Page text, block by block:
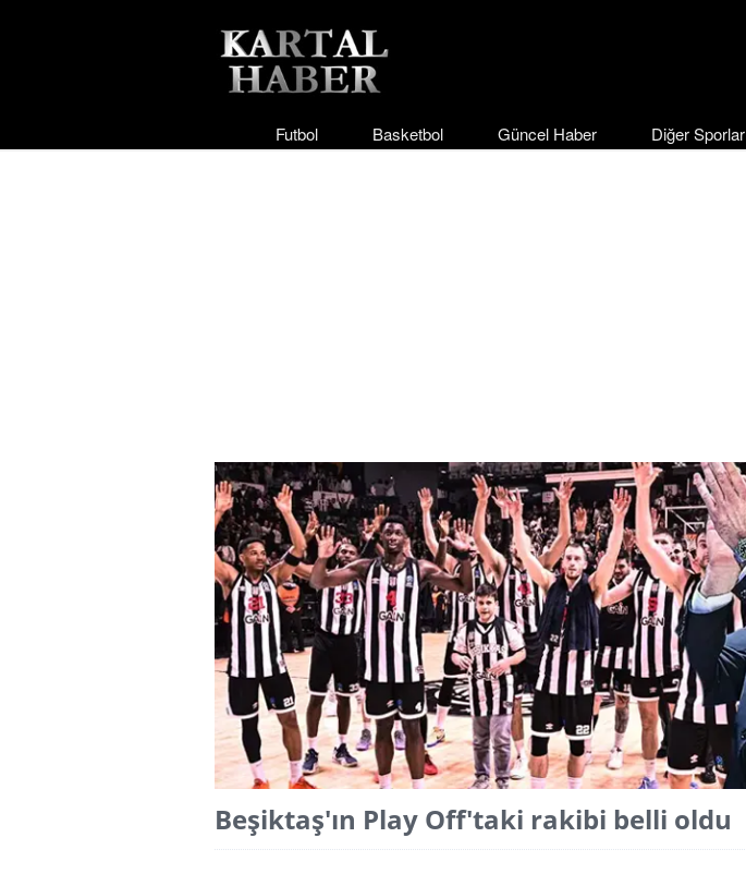
Futbol Basketbol Güncel Haber Diğer Sporlar
Beşiktaş'ın Play Off'taki rakibi belli oldu